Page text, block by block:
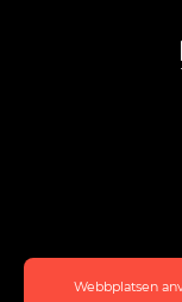
Webbplatsen